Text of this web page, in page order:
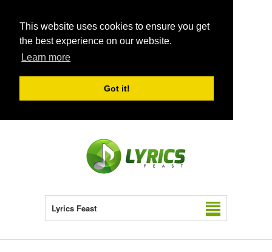
This website uses cookies to ensure you get
the best experience on our website.
Learn more
Got it!
Lyrics Feast